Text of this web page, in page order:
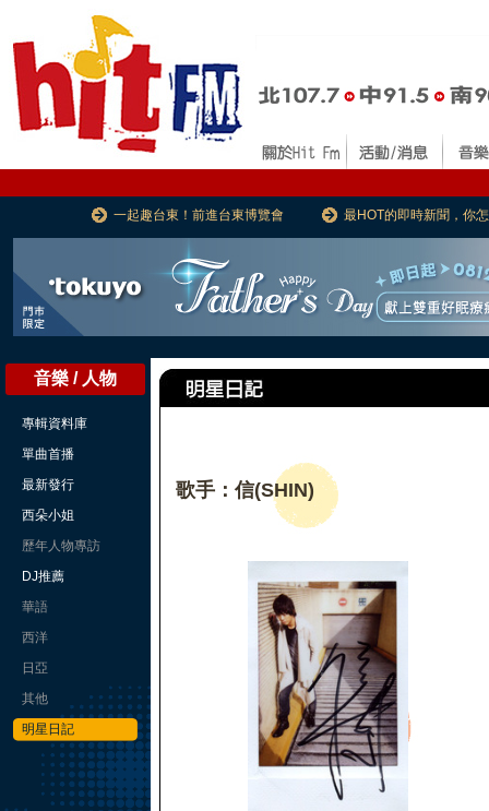
一起趣台東！前進台東博覽會 最HOT的即時新聞，你
音樂 / 人物
專輯資料庫
單曲首播
最新發行
西朵小姐
歷年人物專訪
DJ推薦
華語
西洋
日亞
其他
明星日記
歌手：信(SHIN)